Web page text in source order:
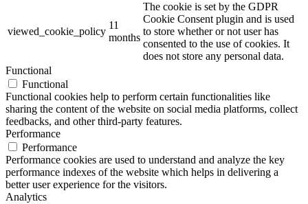
viewed_cookie_policy
11
months
The cookie is set by the GDPR
Cookie Consent plugin and is used
to store whether or not user has
consented to the use of cookies. It
does not store any personal data.
Functional
Functional
Functional cookies help to perform certain functionalities like
sharing the content of the website on social media platforms, collect
feedbacks, and other third-party features.
Performance
Performance
Performance cookies are used to understand and analyze the key
performance indexes of the website which helps in delivering a
better user experience for the visitors.
Analytics